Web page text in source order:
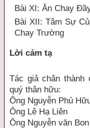
Bài XI: Ăn Chay
Bài XII: Tâm Sự
Chay Trường
Lời cảm tạ
Tác giả chân
quý thân hữu:
Ông Nguyễn Phú
Ông Lê Hạ Liên
Ông Nguyễn văn Bon